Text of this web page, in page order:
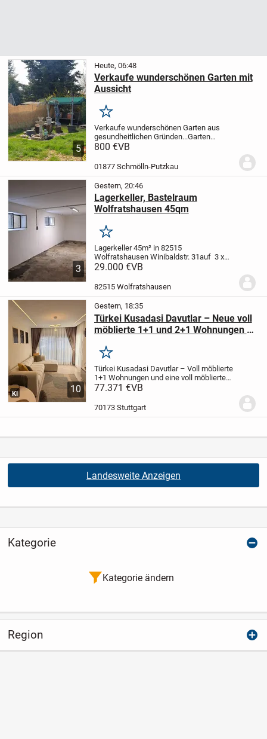
5
Heute, 06:48
Verkaufe wunderschönen Garten mit
Aussicht
Merken
Verkaufe wunderschönen Garten aus
gesundheitlichen Gründen...Garten
befindet sich unterhalb vom Steinbruch in
Anbaupflichten..!!..und man ist schnell im
800 €VB
01877 Schmölln-Putzkau
3
Gestern, 20:46
Lagerkeller, Bastelraum
Wolfratshausen 45qm
Merken
Lagerkeller 45m² in 82515
Wolfratshausen Winibaldstr. 31auf 3 x
15m bietet sich viel Stellwand für
Zähler Der Raum hat 2 Fenster, Zufahrt
29.000 €VB
82515 Wolfratshausen
10
KI
Gestern, 18:35
Türkei Kusadasi Davutlar – Neue voll
möblierte 1+1 und 2+1 Wohnungen zu
Merken
Türkei Kusadasi Davutlar – Voll möblierte
1+1 Wohnungen und eine voll möblierte
2+1 WohnungUnsere Wohnungen sind
der Nähe von Supermärkten, dem
Gesundheitszent...
77.371 €VB
70173 Stuttgart
Landesweite Anzeigen
Kategorie
Kategorie ändern
Region